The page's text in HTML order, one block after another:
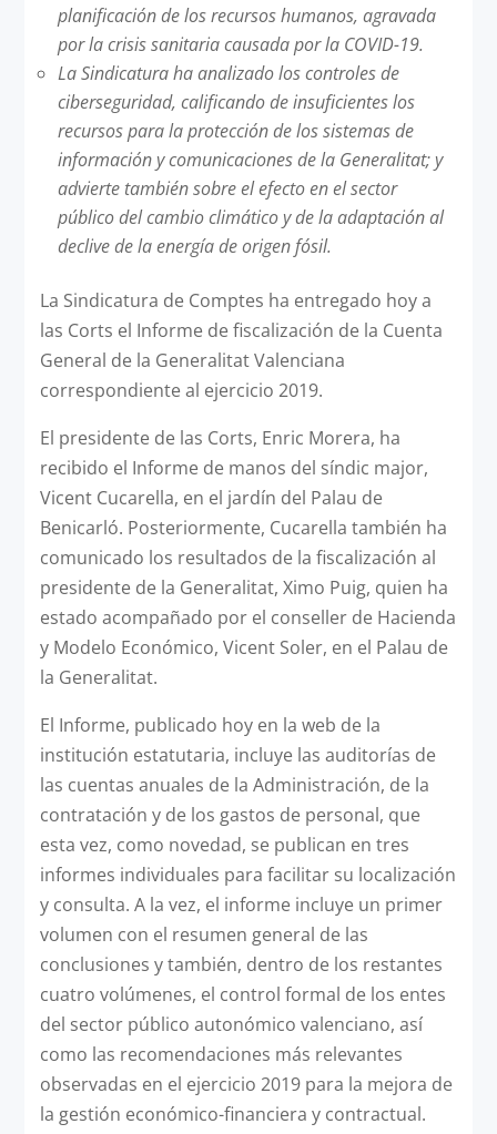
planificación de los recursos humanos, agravada
por la crisis sanitaria causada por la COVID-19.
La Sindicatura ha analizado los controles de
ciberseguridad, calificando de insuficientes los
recursos para la protección de los sistemas de
información y comunicaciones de la Generalitat; y
advierte también sobre el efecto en el sector
público del cambio climático y de la adaptación al
declive de la energía de origen fósil.
La Sindicatura de Comptes ha entregado hoy a
las Corts el Informe de fiscalización de la Cuenta
General de la Generalitat Valenciana
correspondiente al ejercicio 2019.
El presidente de las Corts, Enric Morera, ha
recibido el Informe de manos del síndic major,
Vicent Cucarella, en el jardín del Palau de
Benicarló. Posteriormente, Cucarella también ha
comunicado los resultados de la fiscalización al
presidente de la Generalitat, Ximo Puig, quien ha
estado acompañado por el conseller de Hacienda
y Modelo Económico, Vicent Soler, en el Palau de
la Generalitat.
El Informe, publicado hoy en la web de la
institución estatutaria, incluye las auditorías de
las cuentas anuales de la Administración, de la
contratación y de los gastos de personal, que
esta vez, como novedad, se publican en tres
informes individuales para facilitar su localización
y consulta. A la vez, el informe incluye un primer
volumen con el resumen general de las
conclusiones y también, dentro de los restantes
cuatro volúmenes, el control formal de los entes
del sector público autonómico valenciano, así
como las recomendaciones más relevantes
observadas en el ejercicio 2019 para la mejora de
la gestión económico-financiera y contractual.